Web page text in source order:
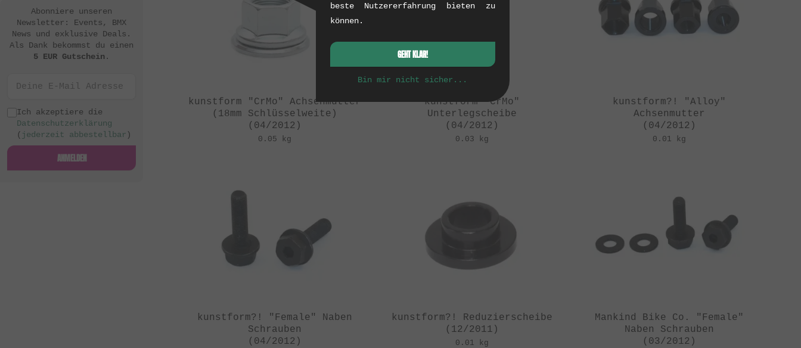
kunstform "CrMo" Achsenmutter
(18mm Schlüsselweite)
(04/2012)
0.05 kg
kunstform "CrMo"
Unterlegscheibe
(04/2012)
0.03 kg
kunstform?! "Alloy"
Achsenmutter
(04/2012)
0.01 kg
kunstform?! "Female" Naben
Schrauben
(04/2012)
kunstform?! Reduzierscheibe
(12/2011)
0.01 kg
Mankind Bike Co. "Female"
Naben Schrauben
(03/2012)
Abonniere unseren
Newsletter: Events, BMX
News und exklusive Deals.
Als Dank bekommst du einen
5 EUR Gutschein.
Ich akzeptiere die
Datenschutzerklärung
( jederzeit abbestellbar )
ANMELDEN
beste Nutzererfahrung bieten zu
können.
GEHT KLAR!
Bin mir nicht sicher...